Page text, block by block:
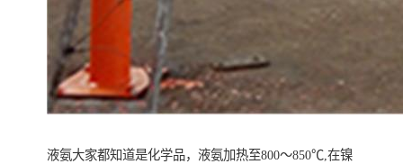
液氨大家都知道是化学品，液氨加热至800～850℃,在镍